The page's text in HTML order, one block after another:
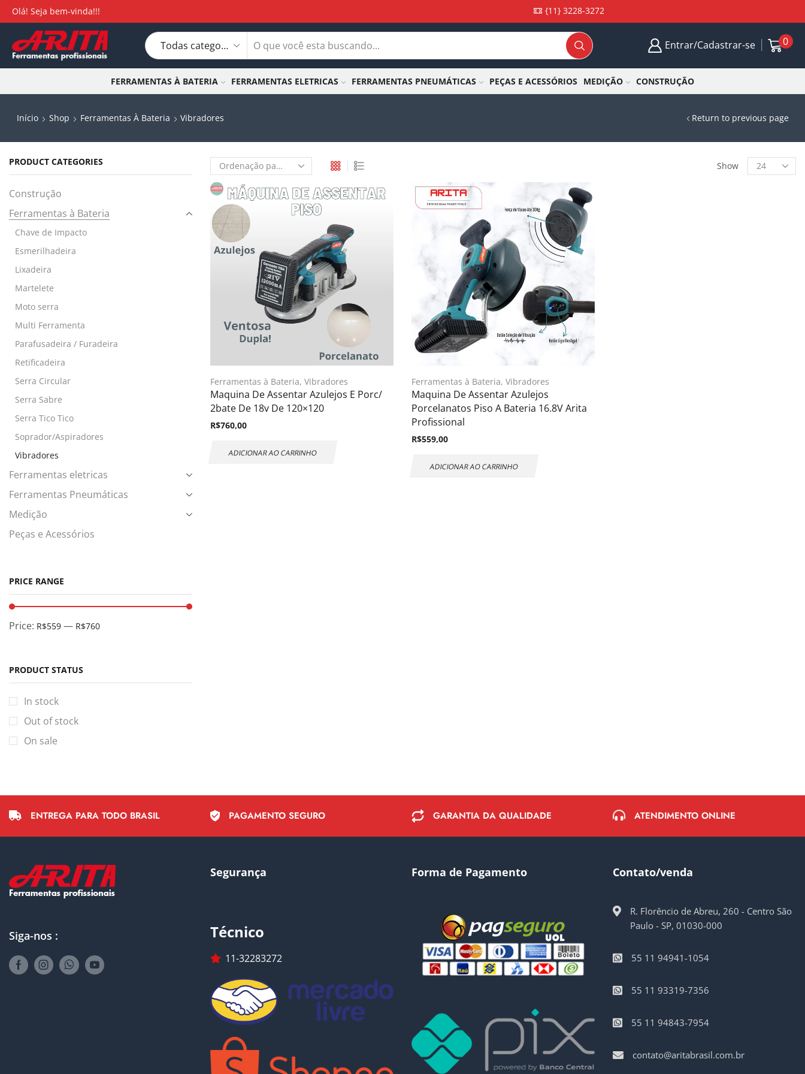
Olá! Seja bem-vinda!!! {11} 3228-3272
Entrar/Cadastrar-se 0
FERRAMENTAS À BATERIA FERRAMENTAS ELETRICAS FERRAMENTAS PNEUMÁTICAS PEÇAS E ACESSÓRIOS MEDIÇÃO CONSTRUÇÃO
Início Shop Ferramentas À Bateria Vibradores Return to previous page
Show
Ferramentas à Bateria, Vibradores
Maquina De Assentar Azulejos E Porc/
2bate De 18v De 120×120
R$760,00
ADICIONAR AO CARRINHO
Ferramentas à Bateria, Vibradores
Maquina De Assentar Azulejos
Porcelanatos Piso A Bateria 16.8V Arita
Profissional
R$559,00
ADICIONAR AO CARRINHO
PRODUCT CATEGORIES
Construção
Ferramentas à Bateria
Chave de Impacto
Esmerilhadeira
Lixadeira
Martelete
Moto serra
Multi Ferramenta
Parafusadeira / Furadeira
Retificadeira
Serra Circular
Serra Sabre
Serra Tico Tico
Soprador/Aspiradores
Vibradores
Ferramentas eletricas
Ferramentas Pneumáticas
Medição
Peças e Acessórios
PRICE RANGE
Price: R$559 — R$760
PRODUCT STATUS
In stock
Out of stock
On sale
ENTREGA PARA TODO BRASIL PAGAMENTO SEGURO GARANTIA DA QUALIDADE ATENDIMENTO ONLINE
Siga-nos :
Segurança
Técnico
11-32283272
Forma de Pagamento Contato/venda
R. Florêncio de Abreu, 260 - Centro São
Paulo - SP, 01030-000
55 11 94941-1054
55 11 93319-7356
55 11 94843-7954
contato@aritabrasil.com.br